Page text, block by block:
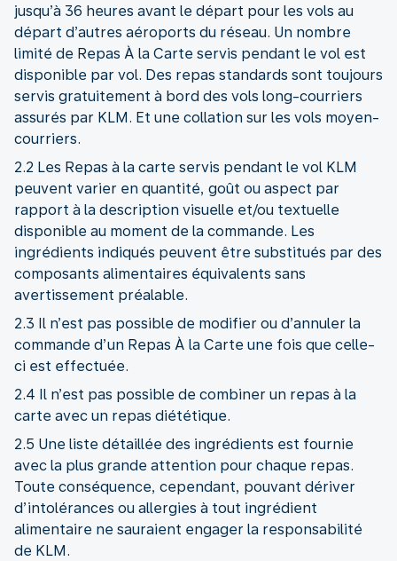
jusqu’à 36 heures avant le départ pour les vols au
départ d’autres aéroports du réseau. Un nombre
limité de Repas À la Carte servis pendant le vol est
disponible par vol. Des repas standards sont toujours
servis gratuitement à bord des vols long-courriers
assurés par KLM. Et une collation sur les vols moyen-
courriers.
2.2 Les Repas à la carte servis pendant le vol KLM
peuvent varier en quantité, goût ou aspect par
rapport à la description visuelle et/ou textuelle
disponible au moment de la commande. Les
ingrédients indiqués peuvent être substitués par des
composants alimentaires équivalents sans
avertissement préalable.
2.3 Il n’est pas possible de modifier ou d’annuler la
commande d’un Repas À la Carte une fois que celle-
ci est effectuée.
2.4 Il n’est pas possible de combiner un repas à la
carte avec un repas diététique.
2.5 Une liste détaillée des ingrédients est fournie
avec la plus grande attention pour chaque repas.
Toute conséquence, cependant, pouvant dériver
d’intolérances ou allergies à tout ingrédient
alimentaire ne sauraient engager la responsabilité
de KLM.